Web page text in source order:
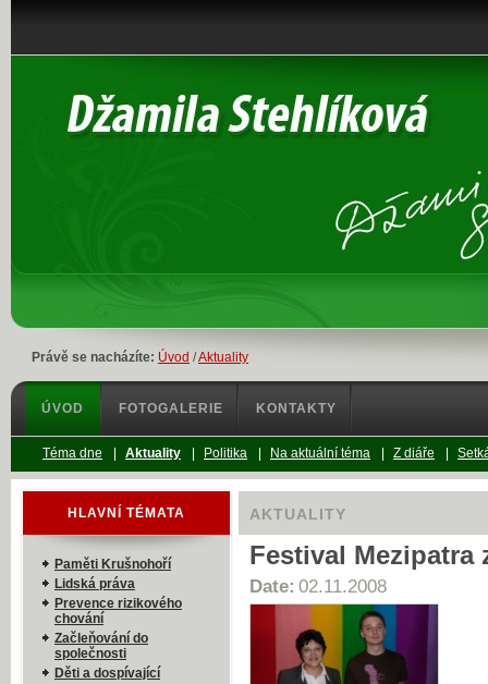
Právě se nacházíte: Úvod /Aktuality
AKTUALITY
Festival Mezipatra
Date: 02.11.2008
HLAVNÍ TÉMATA
Paměti Krušnohoří
Lidská práva
Prevence rizikového
chování
Začleňování do
společnosti
Děti a dospívající
ÚVOD FOTOGALERIE KONTAKTY
Téma dne Aktuality Politika Na aktuální téma Z diáře